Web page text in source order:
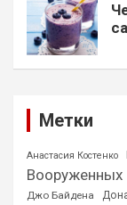
Метки
Анастасия Костенко
Вооруженных
Джо Байдена